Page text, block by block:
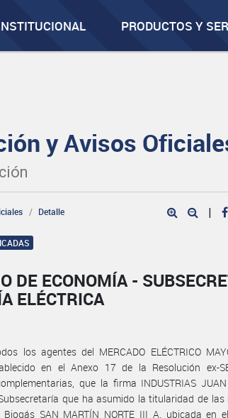
PRODUCTOS Y
y Avisos
Detalle |
DE ECONOMÍA -
ELÉCTRICA
los agentes del MERCADO ELÉCTRICO
en el Anexo 17 de la Resolución ex-
que la firma INDUSTRIAS JUAN
que ha asumido la titularidad de las
SAN MARTÍN NORTE III A, ubicada en